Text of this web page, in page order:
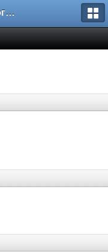
Форум игрового проекта Riverrise